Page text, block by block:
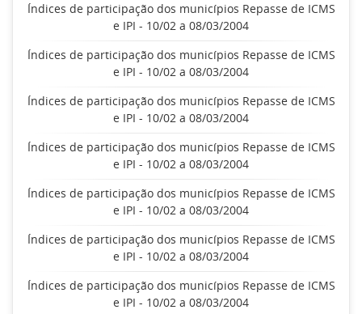
Índices de participação dos municípios Repasse de ICMS
e IPI - 10/02 a 08/03/2004
Índices de participação dos municípios Repasse de ICMS
e IPI - 10/02 a 08/03/2004
Índices de participação dos municípios Repasse de ICMS
e IPI - 10/02 a 08/03/2004
Índices de participação dos municípios Repasse de ICMS
e IPI - 10/02 a 08/03/2004
Índices de participação dos municípios Repasse de ICMS
e IPI - 10/02 a 08/03/2004
Índices de participação dos municípios Repasse de ICMS
e IPI - 10/02 a 08/03/2004
Índices de participação dos municípios Repasse de ICMS
e IPI - 10/02 a 08/03/2004